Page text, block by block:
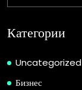
Категории
Uncategorized
Бизнес